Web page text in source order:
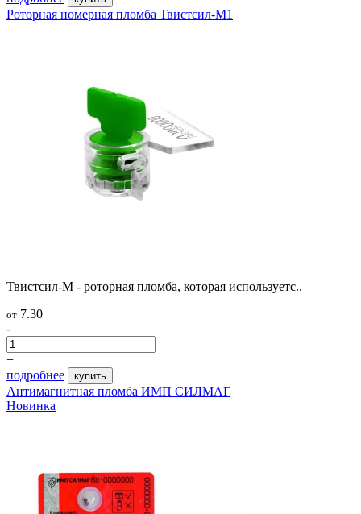
Роторная номерная пломба Твистсил-М1
Твистсил-М - роторная пломба, которая используетс..
от 7.30
-
+
подробнее
купить
Антимагнитная пломба ИМП СИЛМАГ
Новинка